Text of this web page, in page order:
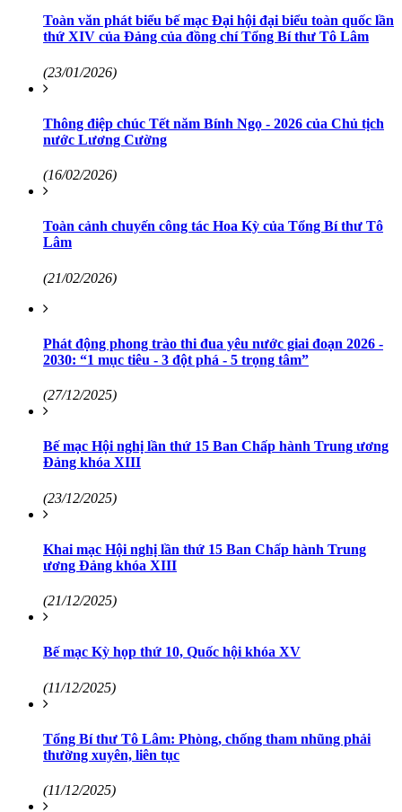
Toàn văn phát biểu bế mạc Đại hội đại biểu toàn quốc lần
thứ XIV của Đảng của đồng chí Tổng Bí thư Tô Lâm
(23/01/2026)
Thông điệp chúc Tết năm Bính Ngọ - 2026 của Chủ tịch
nước Lương Cường
(16/02/2026)
Toàn cảnh chuyến công tác Hoa Kỳ của Tổng Bí thư Tô
Lâm
(21/02/2026)
Phát động phong trào thi đua yêu nước giai đoạn 2026 -
2030: “1 mục tiêu - 3 đột phá - 5 trọng tâm”
(27/12/2025)
Bế mạc Hội nghị lần thứ 15 Ban Chấp hành Trung ương
Đảng khóa XIII
(23/12/2025)
Khai mạc Hội nghị lần thứ 15 Ban Chấp hành Trung
ương Đảng khóa XIII
(21/12/2025)
Bế mạc Kỳ họp thứ 10, Quốc hội khóa XV
(11/12/2025)
Tổng Bí thư Tô Lâm: Phòng, chống tham nhũng phải
thường xuyên, liên tục
(11/12/2025)